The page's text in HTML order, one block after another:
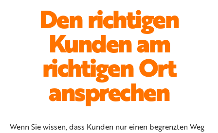
Den richtigen
Kunden am
richtigen Ort
ansprechen
Wenn Sie wissen, dass Kunden nur einen begrenzten Weg